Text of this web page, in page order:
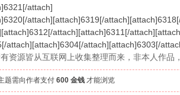
attach]
attach][attach]6319[/
attach][attach]6311[/
attach][attach]6304[/attach][attach]6303[/
资源皆从互联网上收集整理而来，非本人作
题需向作者支付 600 金钱 才能浏览